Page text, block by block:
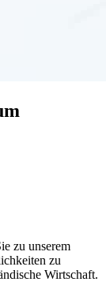
zu unserem
zu
Wirtschaft.